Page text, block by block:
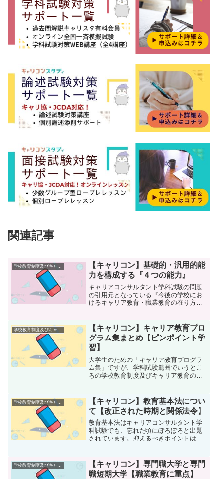
関連記事
学校教育制度及びキャリア教育
【キャリコン】基礎的・汎用的能
力を構成する『４つの能力』
キャリアコンサルタント学科試験の問題
の引用元となっている『今後の学校にお
けるキャリア教育・職業教育の在り方に
頭に入ってこない方も多いかなと思いま
す。（僕だけ？）そこで、...
【キャリコン】キャリア教育プロ
グラム集まとめ【ピンポイント学
習】
大学生のための「キャリア教育プログラ
ム集」ですが、学科試験範囲でいうとこ
ろの学校教育制度及びキャリア教育の知
ほど高くはありませんが、覚えることも
少なめな資料になっていま...
【キャリコン】教育基本法につい
て【改正された時期と関係法令】
教育基本法はキャリアコンサルタント学
科試験でも、忘れた頃にぽろぽろと出題
されています。抑えるべきポイントは多
な教育基本法について過去問の傾向から
ポイントになる部分をまと...
学校教育制度及びキャリア教育
【キャリコン】専門職大学と専門
職短期大学【職業教育に重点】